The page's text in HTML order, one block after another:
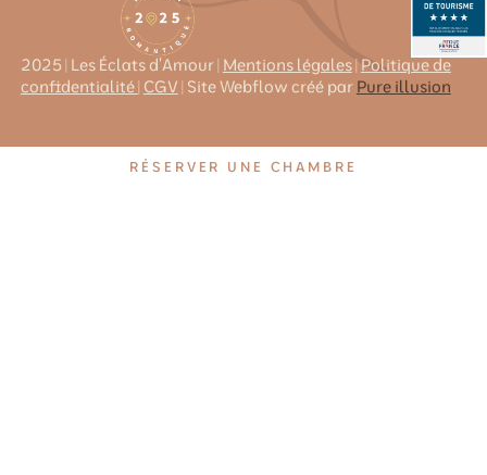
2025 | Les Éclats d'Amour | Mentions légales| Politique de
confidentialité| CGV | Site Webflow créé par Pure illusion
RÉSERVER UNE CHAMBRE